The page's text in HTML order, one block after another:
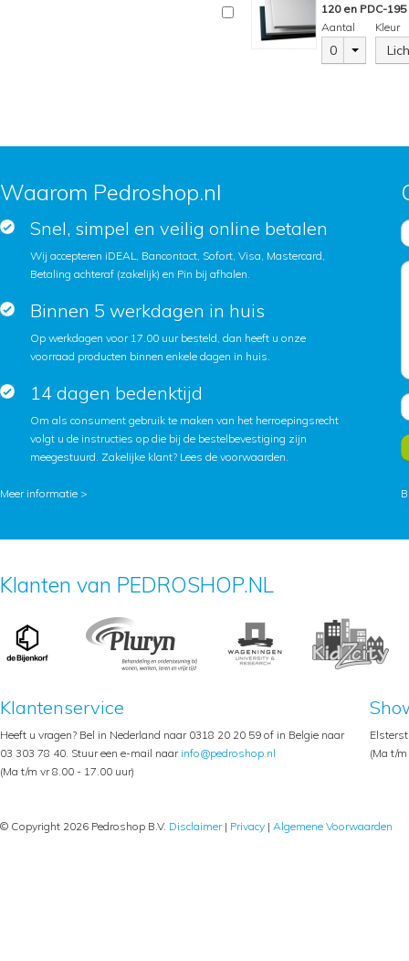
120 en PDC-195
Aantal
0
Kleur
Waarom Pedroshop.nl
Snel, simpel en veilig online betalen
Wij accepteren iDEAL, Bancontact, Sofort, Visa, Mastercard,
Betaling achteraf (zakelijk) en Pin bij afhalen.
Binnen 5 werkdagen in huis
Op werkdagen voor 17.00 uur besteld, dan heeft u onze
voorraad producten binnen enkele dagen in huis.
14 dagen bedenktijd
Om als consument gebruik te maken van het herroepingsrecht
volgt u de instructies op die bij de bestelbevestiging zijn
meegestuurd. Zakelijke klant? Lees de voorwaarden.
Meer informatie >
Klanten van PEDROSHOP.NL
Klantenservice
Heeft u vragen? Bel in Nederland naar 0318 20 20 59 of in Belgie naar
03 303 78 40. Stuur een e-mail naar info@pedroshop.nl
(Ma t/m vr 8.00 - 17.00 uur)
(Ma t/
© Copyright 2026 Pedroshop B.V. Disclaimer| Privacy | Algemene Voorwaarden